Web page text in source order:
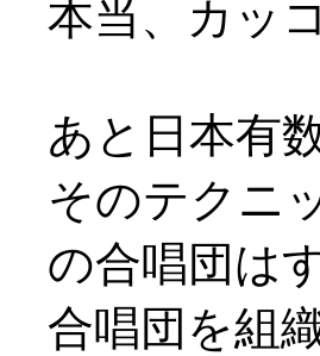
本当、カッ
あと日本有
そのテクニ
の合唱団は
合唱団を組